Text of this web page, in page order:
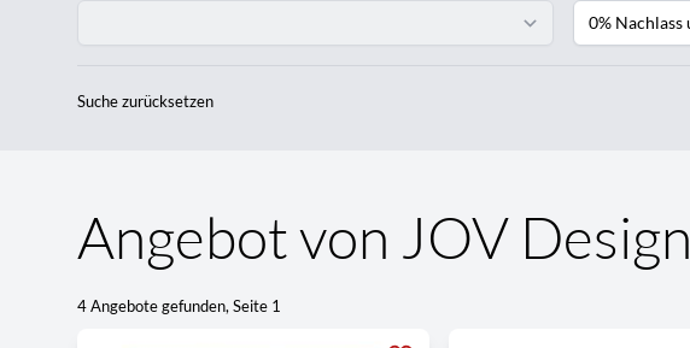
Suche zurücksetzen
Angebot von JOV Design
4 Angebote gefunden, Seite 1